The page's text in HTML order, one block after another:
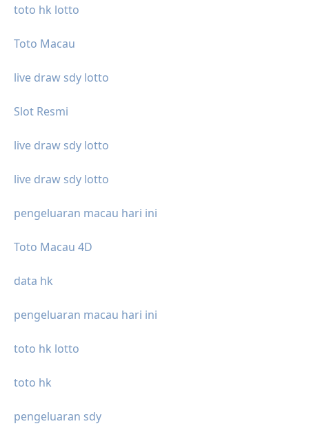
toto hk lotto
Toto Macau
live draw sdy lotto
Slot Resmi
live draw sdy lotto
live draw sdy lotto
pengeluaran macau hari ini
Toto Macau 4D
data hk
pengeluaran macau hari ini
toto hk lotto
toto hk
pengeluaran sdy